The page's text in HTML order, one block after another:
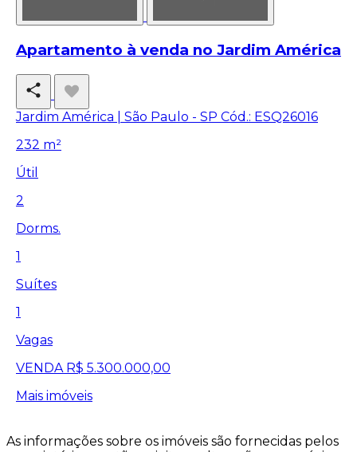
Apartamento à venda no Jardim América
Jardim América | São Paulo - SP Cód.: ESQ26016
232 m²
Útil
2
Dorms.
1
Suítes
1
Vagas
VENDA R$ 5.300.000,00
Mais imóveis
As informações sobre os imóveis são fornecidas pelos